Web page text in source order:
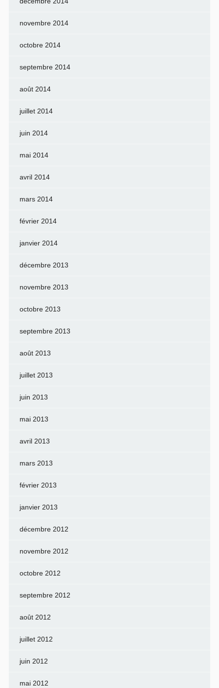
novembre 2014
octobre 2014
septembre 2014
août 2014
juillet 2014
juin 2014
mai 2014
avril 2014
mars 2014
février 2014
janvier 2014
décembre 2013
novembre 2013
octobre 2013
septembre 2013
août 2013
juillet 2013
juin 2013
mai 2013
avril 2013
mars 2013
février 2013
janvier 2013
décembre 2012
novembre 2012
octobre 2012
septembre 2012
août 2012
juillet 2012
juin 2012
mai 2012